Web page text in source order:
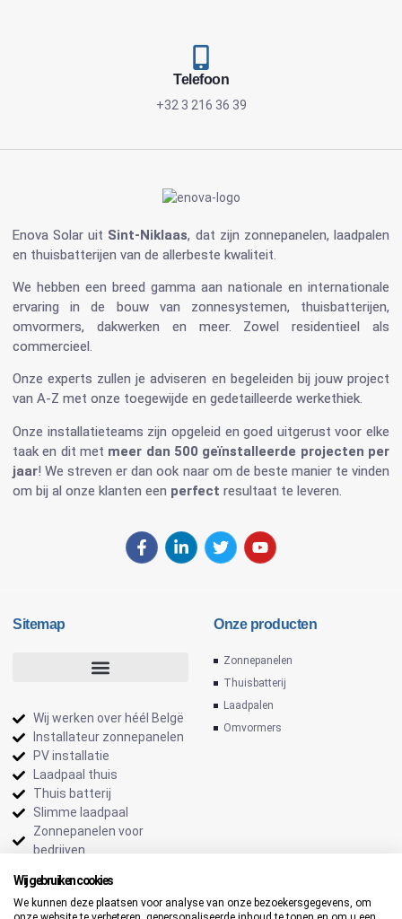
Telefoon
+32 3 216 36 39
Enova Solar uit Sint-Niklaas, dat zijn zonnepanelen, laadpalen
en thuisbatterijen van de allerbeste kwaliteit.
We hebben een breed gamma aan nationale en internationale
ervaring in de bouw van zonnesystemen, thuisbatterijen,
omvormers, dakwerken en meer. Zowel residentieel als
commercieel.
Onze experts zullen je adviseren en begeleiden bij jouw project
van A-Z met onze toegewijde en gedetailleerde werkethiek.
Onze installatieteams zijn opgeleid en goed uitgerust voor elke
taak en dit met meer dan 500 geïnstalleerde projecten per
jaar! We streven er dan ook naar om de beste manier te vinden
om bij al onze klanten een perfect resultaat te leveren.
Sitemap
Wij werken over héél Belgë
Installateur zonnepanelen
PV installatie
Laadpaal thuis
Thuis batterij
Slimme laadpaal
Zonnepanelen voor
bedrijven
Onze producten
Zonnepanelen
Thuisbatterij
Laadpalen
Omvormers
Wij gebruiken cookies
We kunnen deze plaatsen voor analyse van onze bezoekersgegevens, om